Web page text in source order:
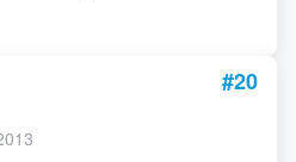
#20